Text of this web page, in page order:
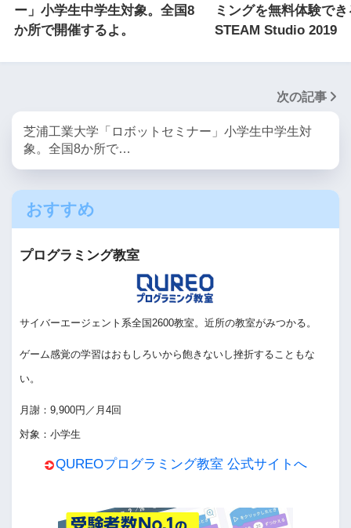
ー」小学生中学生対象。全国8
か所で開催するよ。
ミングを無料体験で
STEAM Studio 2019
次の記事
芝浦工業大学「ロボットセミナー」小学生中学生対
象。全国8か所で…
おすすめ
プログラミング教室
サイバーエージェント系全国2600教室。近所の教室がみつかる。
ゲーム感覚の学習はおもしろいから飽きないし挫折することもな
い。
月謝：9,900円／月4回
対象：小学生
QUREOプログラミング教室 公式サイトへ